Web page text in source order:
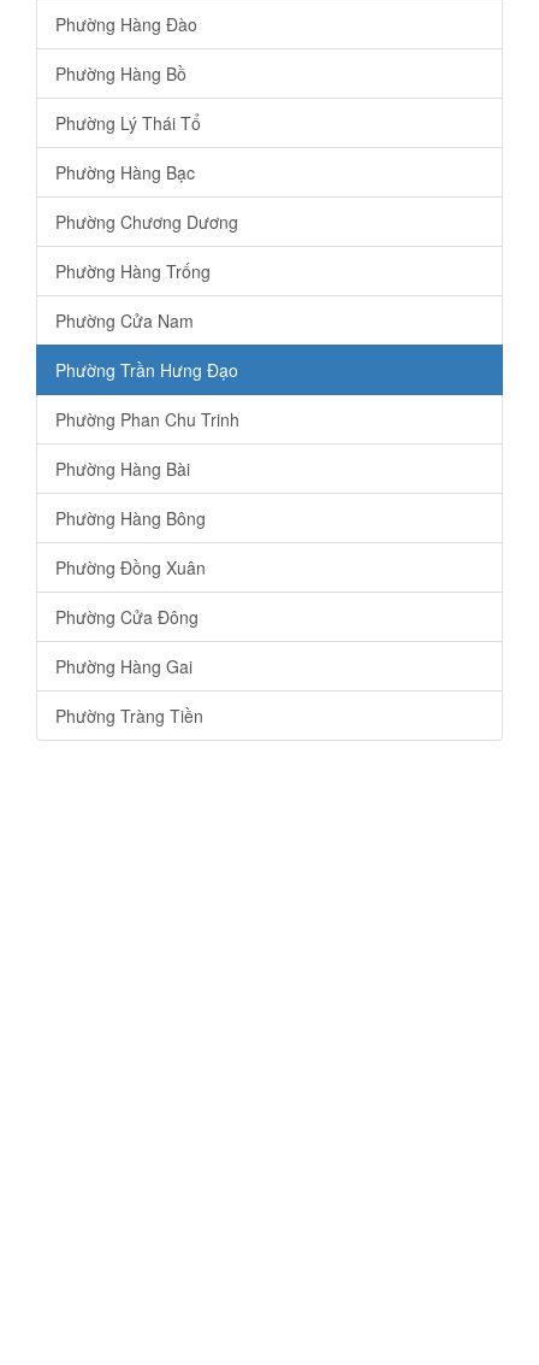
Phường Hàng Đào
Phường Hàng Bồ
Phường Lý Thái Tổ
Phường Hàng Bạc
Phường Chương Dương
Phường Hàng Trống
Phường Cửa Nam
Phường Trần Hưng Đạo
Phường Phan Chu Trinh
Phường Hàng Bài
Phường Hàng Bông
Phường Đồng Xuân
Phường Cửa Đông
Phường Hàng Gai
Phường Tràng Tiền